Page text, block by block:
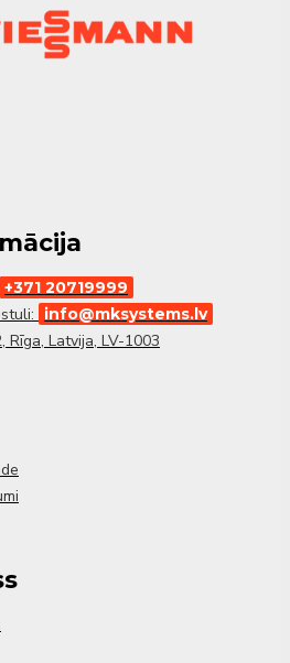
+371 20719999
info@mksystems.lv
Rīga, Latvija, LV-1003